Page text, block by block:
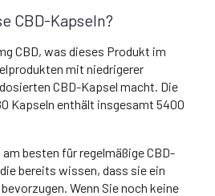
CBD-Kapseln?
CBD, was dieses Produkt im
mit niedrigerer
CBD-Kapsel macht. Die
Kapseln enthält insgesamt 5400
besten für regelmäßige CBD-
bereits wissen, dass sie ein
Wenn Sie noch keine